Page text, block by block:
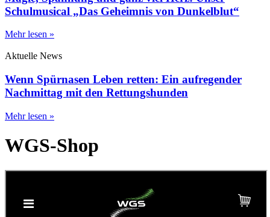
Schulmusical „Das Geheimnis von Dunkelblut“
Mehr lesen »
Aktuelle News
Wenn Spürnasen Leben retten: Ein aufregender
Nachmittag mit den Rettungshunden
Mehr lesen »
WGS-Shop